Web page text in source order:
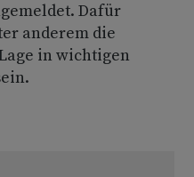
Dafür
anderem die
in wichtigen